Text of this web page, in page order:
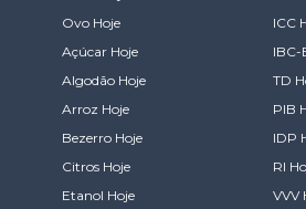
Ovo Hoje
Açúcar Hoje
Algodão Hoje
Arroz Hoje
Bezerro Hoje
Citros Hoje
Etanol Hoje
ICC
IBC-
TD
PIB
IDP
RI
VVV